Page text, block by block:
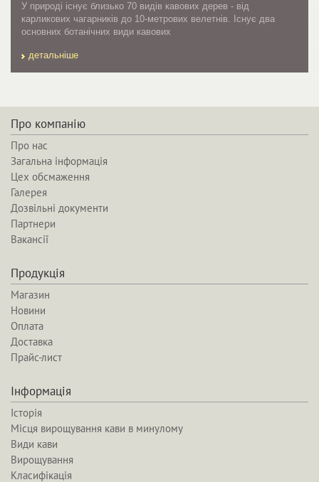
У природі існує близько 70 видів кавових дерев - від
карликових чагарників до 10-метрових велетнів. Існує два
основних ботанічних види кавових
детальніше
Про компанію
Про нас
Загальна інформація
Цех обсмаження
Галерея
Дозвільні документи
Партнери
Вакансії
Продукція
Магазин
Новини
Оплата
Доставка
Прайс-лист
Інформація
Історія
Місця вирощування кави в минулому
Види кави
Вирощування
Класифікація